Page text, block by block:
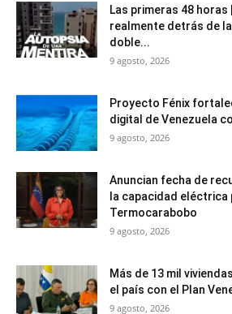
Las primeras 48 horas
realmente detrás de
doble...
9 agosto, 2026
Proyecto Fénix
digital de Venezuela
9 agosto, 2026
Anuncian fecha de
la capacidad eléctrica
Termocarabobo
9 agosto, 2026
Más de 13 mil
el país con el Plan
9 agosto, 2026